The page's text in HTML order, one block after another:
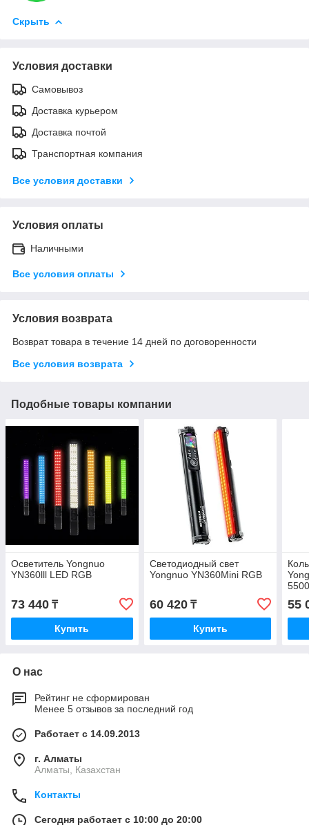
Скрыть
Условия доставки
Самовывоз
Доставка курьером
Доставка почтой
Транспортная компания
Все условия доставки
Условия оплаты
Наличными
Все условия оплаты
Условия возврата
Возврат товара в течение 14 дней по договоренности
Все условия возврата
Подобные товары компании
Осветитель Yongnuo
YN360lll LED RGB
73 440 ₸
Купить
Светодиодный свет
Yongnuo YN360Mini RGB
60 420₸
Купить
55
О нас
Рейтинг не сформирован
Менее 5 отзывов за последний год
Работает с 14.09.2013
г. Алматы
Алматы, Казахстан
Контакты
Сегодня работает с 10:00 до 20:00